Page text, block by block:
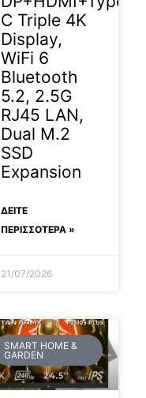
C Triple 4K
Display,
WiFi 6
Bluetooth
5.2, 2.5G
RJ45 LAN,
Dual M.2
SSD
Expansion
ΔΕΊΤΕ
ΠΕΡΙΣΣΟΤΕΡΑ »
21/07/2026
SMART HOME &
GARDEN